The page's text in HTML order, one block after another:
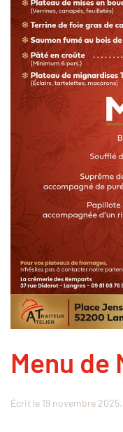
Menu de
Écrit le 19 novembre 2025